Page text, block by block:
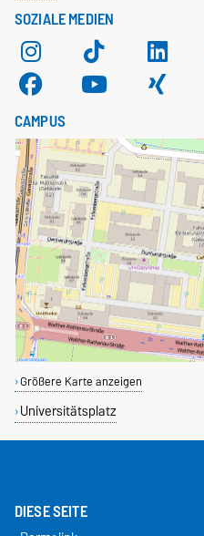
SOZIALE MEDIEN
CAMPUS
Größere Karte anzeigen
Universitätsplatz
DIESE SEITE